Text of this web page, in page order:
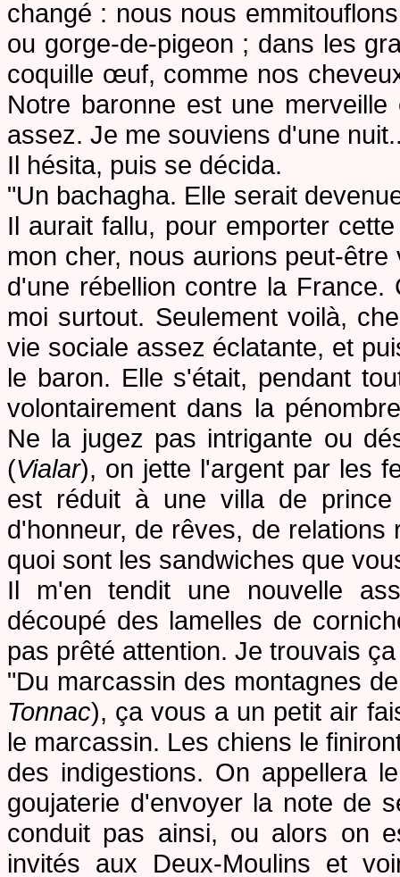
changé : nous nous
ou gorge-de-pigeon ; dans les
coquille œuf, comme nos
Notre baronne est une
assez. Je me souviens d'une
Il hésita, puis se décida.
"Un bachagha. Elle serait
Il aurait fallu, pour emporter
mon cher, nous aurions peut-
d'une rébellion contre la
moi surtout. Seulement voilà,
vie sociale assez éclatante, et
le baron. Elle s'était, pendant
volontairement dans la
Ne la jugez pas intrigante ou
(Vialar), on jette l'argent par les
est réduit à une villa de
d'honneur, de rêves, de
quoi sont les sandwiches que
Il m'en tendit une nouvelle
découpé des lamelles de
pas prêté attention. Je trouvais
"Du marcassin des montagnes
Tonnac), ça vous a un petit air
le marcassin. Les chiens le
des indigestions. On appellera
goujaterie d'envoyer la note de
conduit pas ainsi, ou alors on
invités aux Deux-Moulins et